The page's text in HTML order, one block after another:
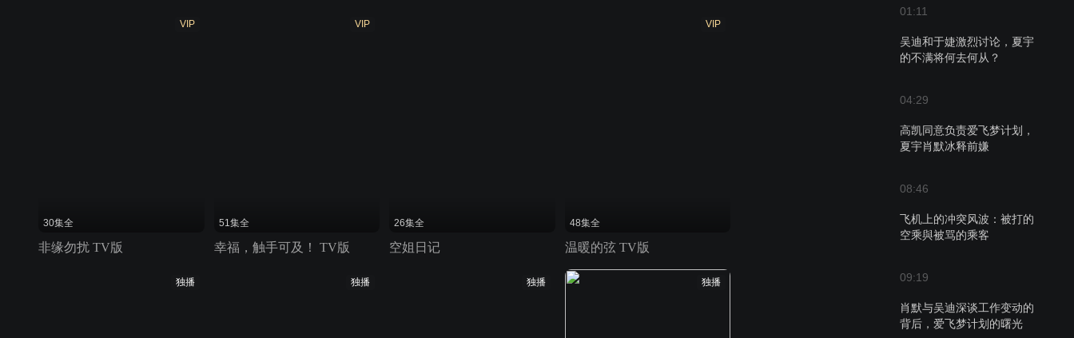
01:11
吴迪和于婕激烈讨论，夏宇
的不满将何去何从？
04:29
高凯同意负责爱飞梦计划，
夏宇肖默冰释前嫌
08:46
飞机上的冲突风波：被打的
空乘與被骂的乘客
09:19
肖默与吴迪深谈工作变动的
背后，爱飞梦计划的曙光
VIP
30集全
非缘勿扰 TV版
VIP
51集全
幸福，触手可及！ TV版
26集全
空姐日记
VIP
48集全
温暖的弦 TV版
独播 独播 独播 独播